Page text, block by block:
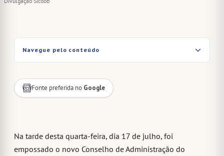
Navegue pelo conteúdo
Fonte preferida no Google
Na tarde desta quarta-feira, dia 17 de julho, foi
empossado o novo Conselho de Administração do